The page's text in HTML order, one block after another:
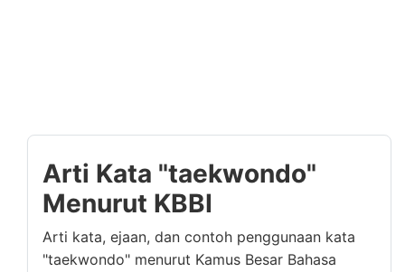
Arti Kata "taekwondo"
Menurut KBBI
Arti kata, ejaan, dan contoh penggunaan kata
"taekwondo" menurut Kamus Besar Bahasa